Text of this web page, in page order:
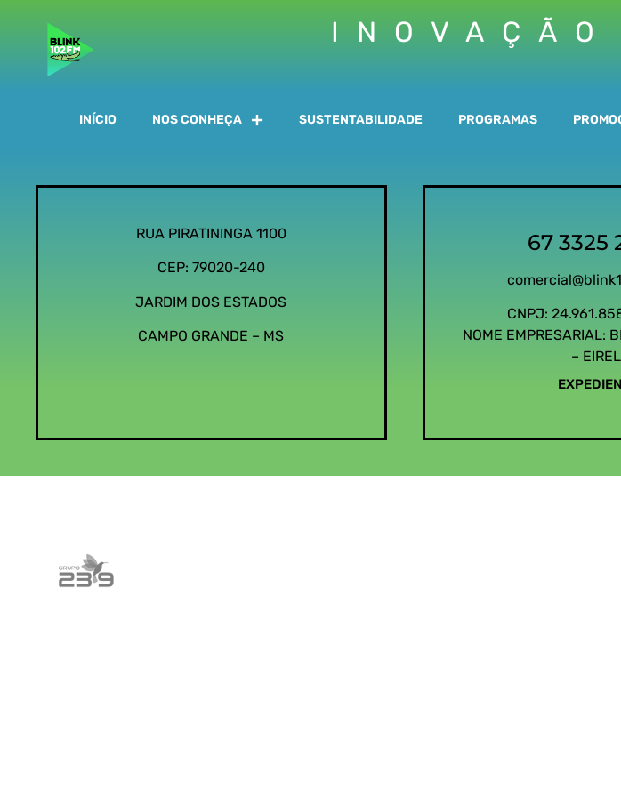
INÍCIO NOS CONHEÇA SUSTENTABILIDADE PROGRAMAS
RUA PIRATININGA 1100
CEP: 79020-240
JARDIM DOS ESTADOS
CAMPO GRANDE – MS
67 3325
CNPJ:
NOME EMPRESARIAL:
–